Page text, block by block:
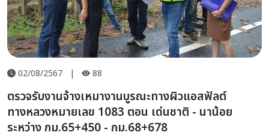
02/08/2567 | 88
ตรวจรับงานจ้างเหมางานบูรณะทางผิวแอสฟัลต์
ทางหลวงหมายเลข 1083 ตอน เด่นชาติ - นาน้อย
ระหว่าง กม.65+450 - กม.68+678